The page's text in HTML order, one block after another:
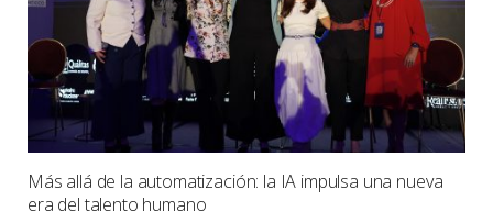
Más allá de la automatización: la IA impulsa una nueva
era del talento humano